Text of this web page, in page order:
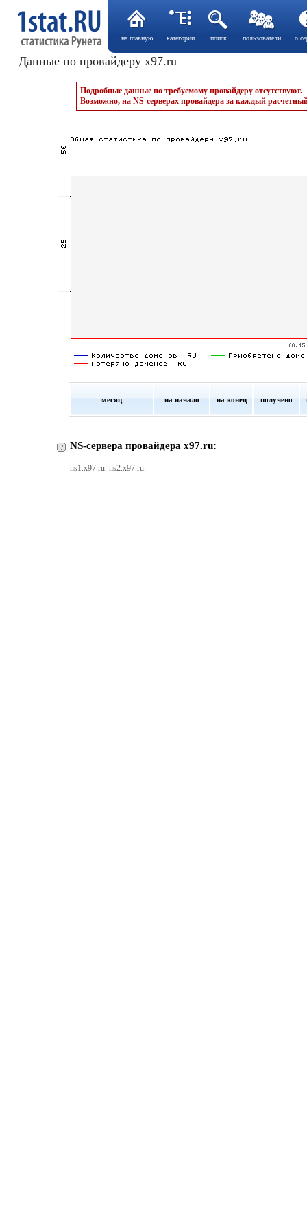
на главную категории поиск пользователи о
Данные по провайдеру x97.ru
Подробные данные по требуемому провайдеру отсутствуют.
Возможно, на NS-серверах провайдера за каждый
месяц на начало на конец получено
NS-сервера провайдера x97.ru:
ns1.x97.ru. ns2.x97.ru.